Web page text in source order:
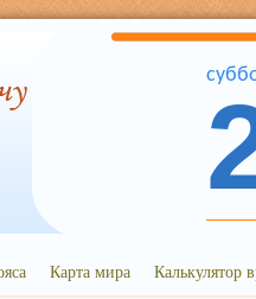
Карта мира Калькулятор